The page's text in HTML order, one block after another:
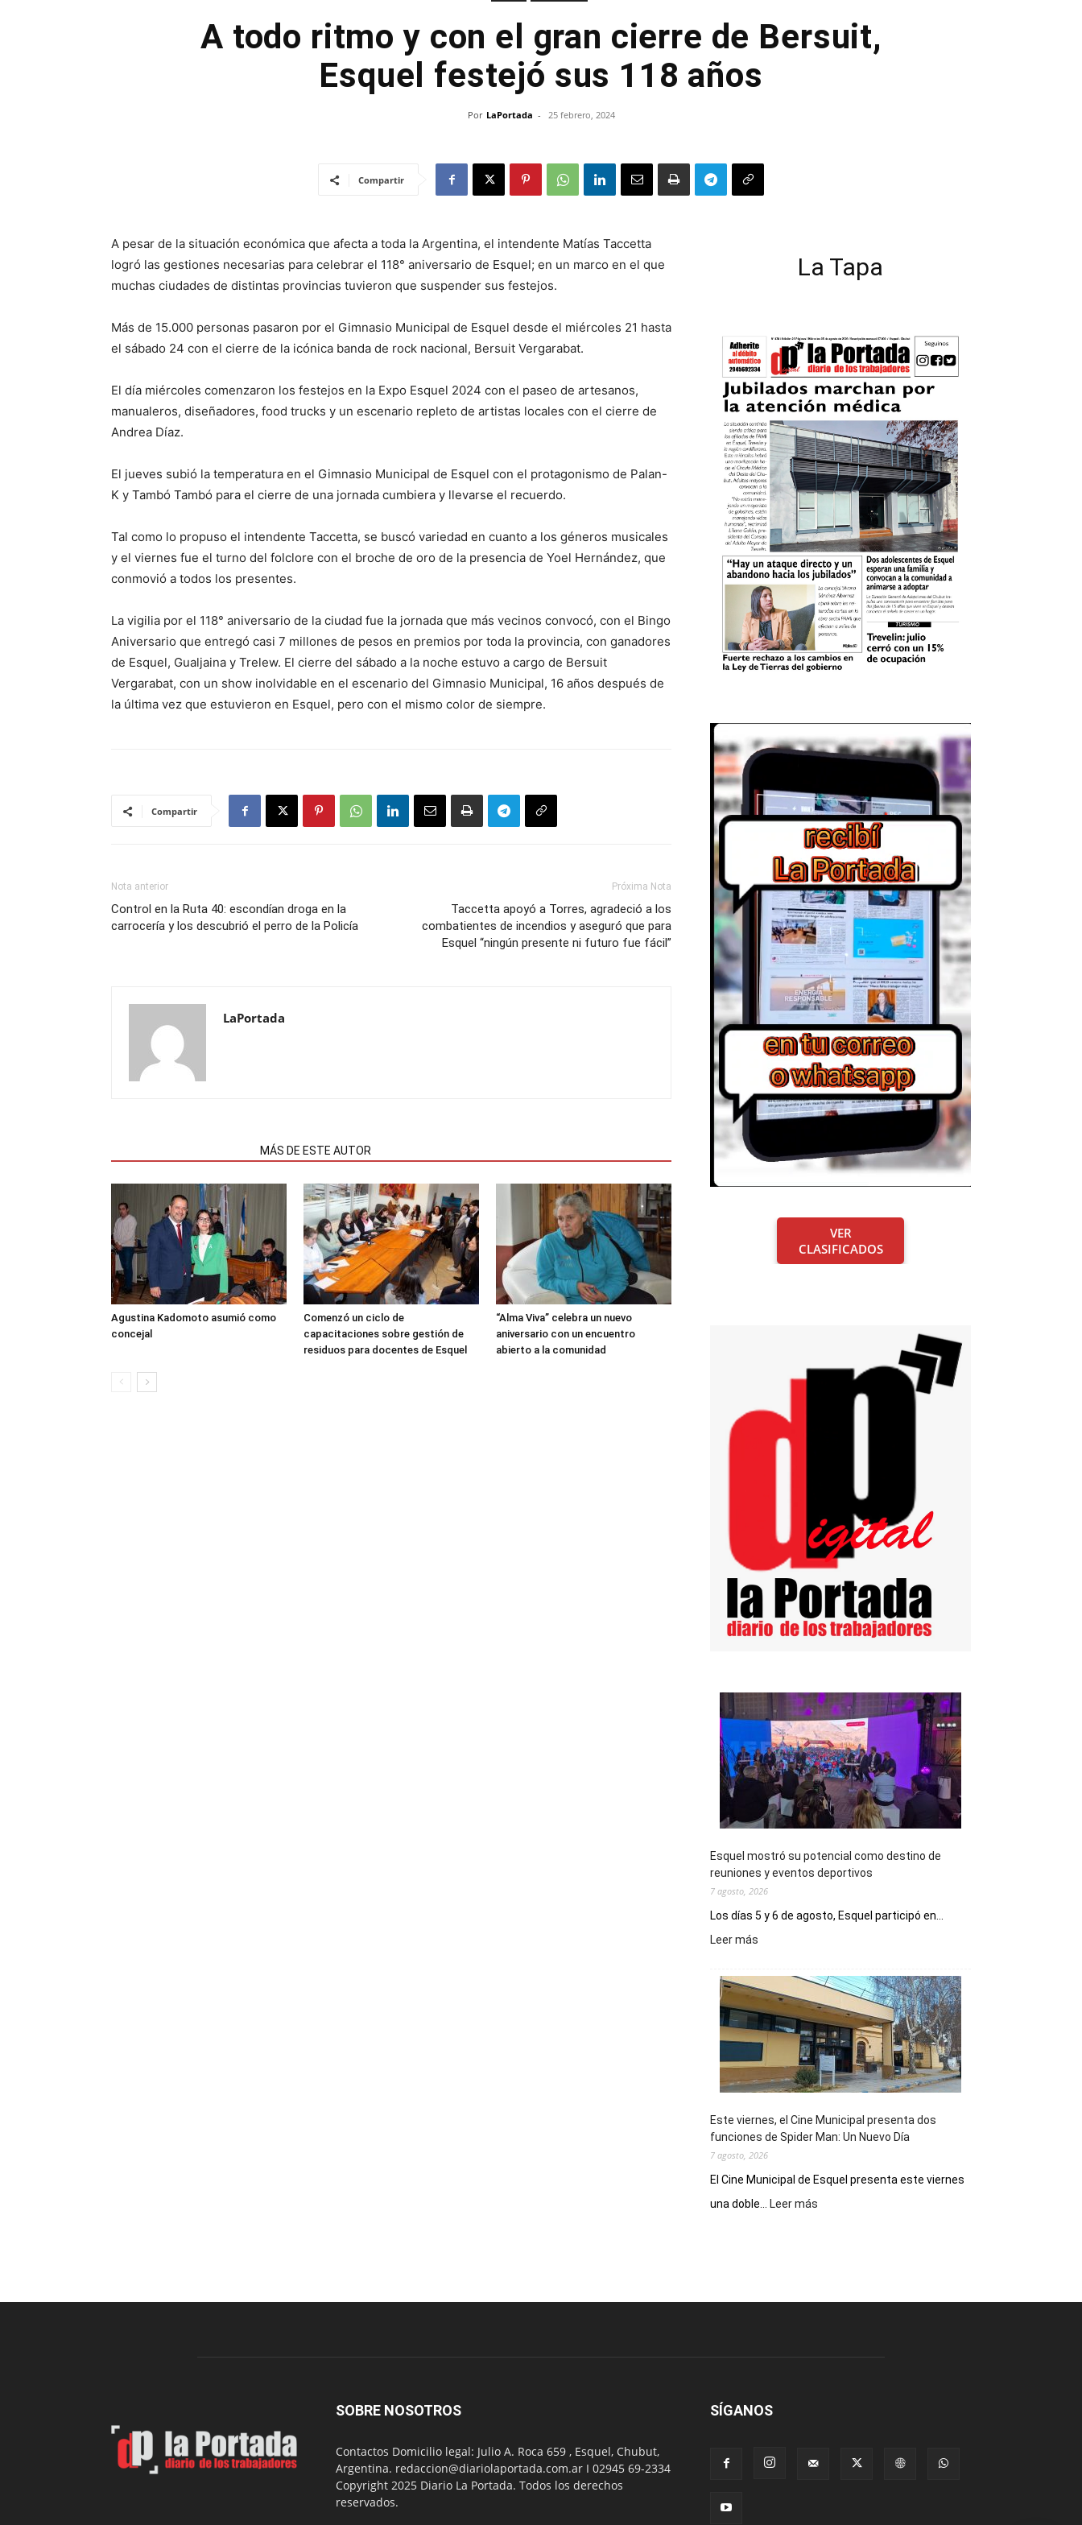
A todo ritmo y con el gran cierre de Bersuit,
Esquel festejó sus 118 años
Por LaPortada - 25 febrero, 2024
Compartir
A pesar de la situación económica que afecta a toda la Argentina, el intendente Matías Taccetta
logró las gestiones necesarias para celebrar el 118° aniversario de Esquel; en un marco en el que
muchas ciudades de distintas provincias tuvieron que suspender sus festejos.
Más de 15.000 personas pasaron por el Gimnasio Municipal de Esquel desde el miércoles 21 hasta
el sábado 24 con el cierre de la icónica banda de rock nacional, Bersuit Vergarabat.
El día miércoles comenzaron los festejos en la Expo Esquel 2024 con el paseo de artesanos,
manualeros, diseñadores, food trucks y un escenario repleto de artistas locales con el cierre de
Andrea Díaz.
El jueves subió la temperatura en el Gimnasio Municipal de Esquel con el protagonismo de Palan-
K y Tambó Tambó para el cierre de una jornada cumbiera y llevarse el recuerdo.
Tal como lo propuso el intendente Taccetta, se buscó variedad en cuanto a los géneros musicales
y el viernes fue el turno del folclore con el broche de oro de la presencia de Yoel Hernández, que
conmovió a todos los presentes.
La vigilia por el 118° aniversario de la ciudad fue la jornada que más vecinos convocó, con el Bingo
Aniversario que entregó casi 7 millones de pesos en premios por toda la provincia, con ganadores
de Esquel, Gualjaina y Trelew. El cierre del sábado a la noche estuvo a cargo de Bersuit
Vergarabat, con un show inolvidable en el escenario del Gimnasio Municipal, 16 años después de
la última vez que estuvieron en Esquel, pero con el mismo color de siempre.
Compartir
Nota anterior
Control en la Ruta 40: escondían droga en la
carrocería y los descubrió el perro de la Policía
Próxima Nota
Taccetta apoyó a Torres, agradeció a los
combatientes de incendios y aseguró que para
Esquel “ningún presente ni futuro fue fácil”
LaPortada
MÁS DE ESTE AUTOR
Agustina Kadomoto asumió como
concejal
Comenzó un ciclo de
capacitaciones sobre gestión de
residuos para docentes de Esquel
“Alma Viva” celebra un nuevo
aniversario con un encuentro
abierto a la comunidad
La Tapa
VER
CLASIFICADOS
Esquel mostró su potencial como destino de
reuniones y eventos deportivos
7 agosto, 2026
Los días 5 y 6 de agosto, Esquel participó en...
Leer más
su
potencial
como
destino
de
reuniones
y
deportivos
Este viernes, el Cine Municipal presenta dos
funciones de Spider Man: Un Nuevo Día
7 agosto, 2026
El Cine Municipal de Esquel presenta este viernes
una doble...
Leer más
presenta
SOBRE NOSOTROS
Contactos Domicilio legal: Julio A. Roca 659 , Esquel, Chubut,
Argentina. redaccion@diariolaportada.com.ar I 02945 69-2334
Copyright 2025 Diario La Portada. Todos los derechos
reservados.
SÍGANOS